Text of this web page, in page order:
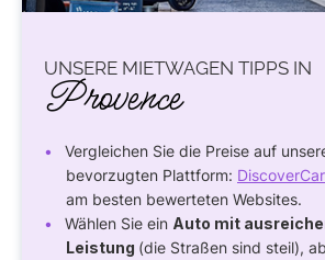
UNSERE MIETWAGEN TIPPS IN
Provence
Vergleichen Sie die Preise auf
bevorzugten Plattform:
am besten bewerteten Websites.
Wählen Sie ein Auto mit
Leistung (die Straßen sind steil),